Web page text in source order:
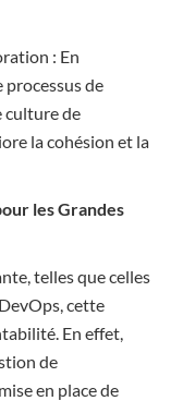
: En
de
culture de
la cohésion et la
les Grandes
telles que celles
cette
En effet,
de
en place de